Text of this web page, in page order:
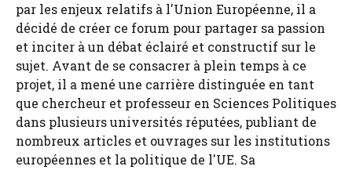
par les enjeux relatifs à l'Union Européenne, il a
décidé de créer ce forum pour partager sa passion
et inciter à un débat éclairé et constructif sur le
sujet. Avant de se consacrer à plein temps à ce
projet, il a mené une carrière distinguée en tant
que chercheur et professeur en Sciences Politiques
dans plusieurs universités réputées, publiant de
nombreux articles et ouvrages sur les institutions
européennes et la politique de l'UE. Sa